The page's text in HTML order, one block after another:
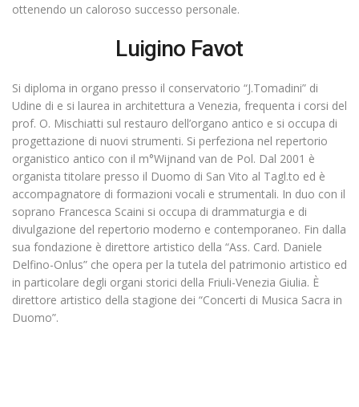
ottenendo un caloroso successo personale.
Luigino Favot
Si diploma in organo presso il conservatorio “J.Tomadini” di
Udine di e si laurea in architettura a Venezia, frequenta i corsi del
prof. O. Mischiatti sul restauro dell’organo antico e si occupa di
progettazione di nuovi strumenti. Si perfeziona nel repertorio
organistico antico con il m°Wijnand van de Pol. Dal 2001 è
organista titolare presso il Duomo di San Vito al Tagl.to ed è
accompagnatore di formazioni vocali e strumentali. In duo con il
soprano Francesca Scaini si occupa di drammaturgia e di
divulgazione del repertorio moderno e contemporaneo. Fin dalla
sua fondazione è direttore artistico della “Ass. Card. Daniele
Delfino-Onlus” che opera per la tutela del patrimonio artistico ed
in particolare degli organi storici della Friuli-Venezia Giulia. È
direttore artistico della stagione dei “Concerti di Musica Sacra in
Duomo”.